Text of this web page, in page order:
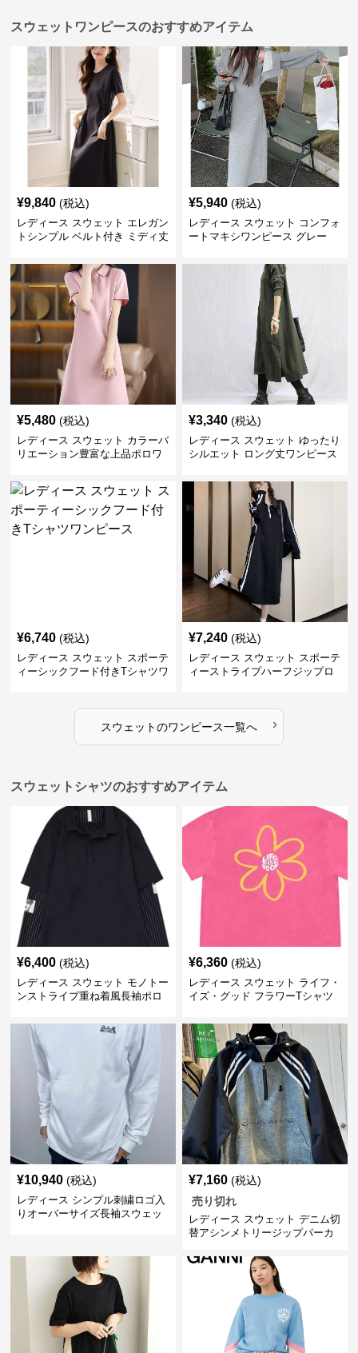
スウェットワンピースのおすすめアイテム
¥9,840 (税込)
レディース スウェット エレガン
トシンプル ベルト付き ミディ丈
¥5,940 (税込)
レディース スウェット コンフォ
ートマキシワンピース グレー
¥5,480 (税込)
レディース スウェット カラーバ
リエーション豊富な上品ポロワ
¥3,340 (税込)
レディース スウェット ゆったり
シルエット ロング丈ワンピース
¥6,740 (税込)
レディース スウェット スポーテ
ィーシックフード付きTシャツワ
¥7,240 (税込)
レディース スウェット スポーテ
ィーストライプハーフジップロ
スウェットのワンピース一覧へ ›
スウェットシャツのおすすめアイテム
¥6,400 (税込)
レディース スウェット モノトー
ンストライプ重ね着風長袖ポロ
¥6,360 (税込)
レディース スウェット ライフ・
イズ・グッド フラワーTシャツ
¥10,940 (税込)
レディース シンプル刺繍ロゴ入
りオーバーサイズ長袖スウェッ
¥7,160 (税込)
売り切れ
レディース スウェット デニム切
替アシンメトリージップパーカ